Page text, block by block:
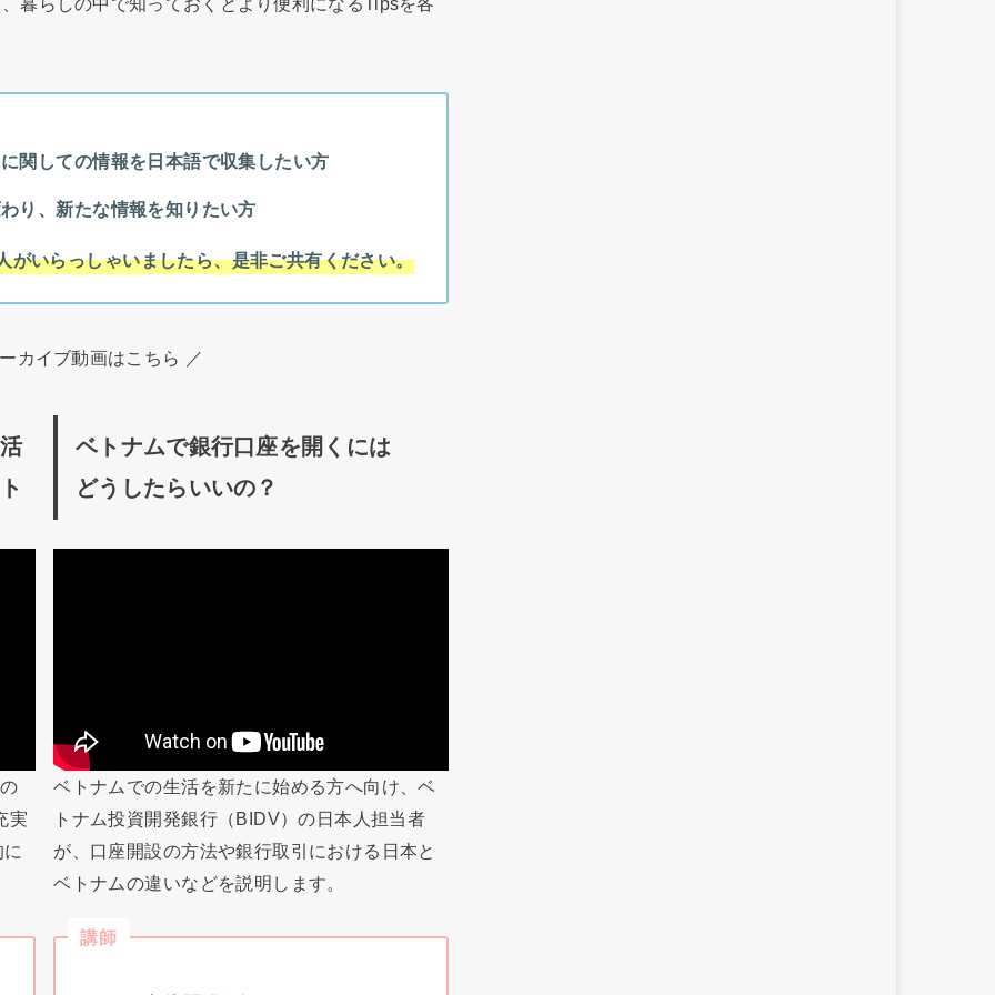
関しての情報を日本語で収集したい方
り、新たな情報を知りたい方
がいらっしゃいましたら、是非ご共有ください。
カイブ動画はこちら ／
実
ベトナムで銀行口座を開くには
どうしたらいいの？
ベトナムでの生活を新たに始める方へ向け、ベ
トナム投資開発銀行（BIDV）の日本人担当者
が、口座開設の方法や銀行取引における日本と
ベトナムの違いなどを説明します。
講師